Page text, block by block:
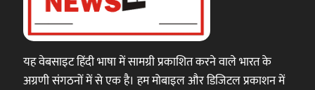
यह वेबसाइट हिंदी भाषा में सामग्री प्रकाशित करने वाले भारत के
अग्रणी संगठनों में से एक है। हम मोबाइल और डिजिटल प्रकाशन में